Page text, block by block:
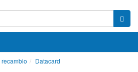
Datacard